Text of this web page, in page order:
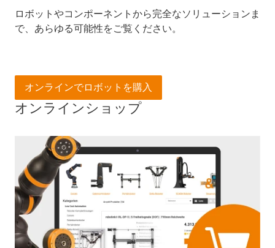
ロボットやコンポーネントから完全なソリューションま
で、あらゆる可能性をご覧ください。
オンラインショップ
オンラインでロボットを購入